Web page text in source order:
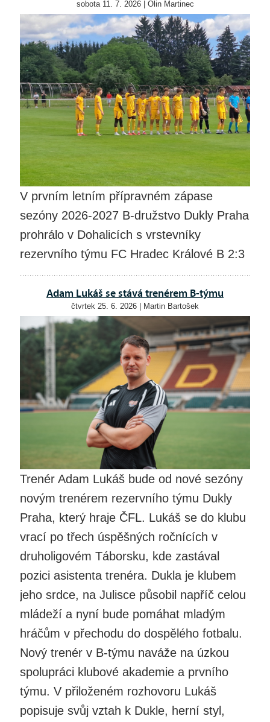
sobota 11. 7. 2026 | Olin Martinec
V prvním letním přípravném zápase
sezóny 2026-2027 B-družstvo Dukly Praha
prohrálo v Dohalicích s vrstevníky
rezervního týmu FC Hradec Králové B 2:3
Adam Lukáš se stává trenérem B-týmu
čtvrtek 25. 6. 2026 | Martin Bartošek
Trenér Adam Lukáš bude od nové sezóny
novým trenérem rezervního týmu Dukly
Praha, který hraje ČFL. Lukáš se do klubu
vrací po třech úspěšných ročnících v
druholigovém Táborsku, kde zastával
pozici asistenta trenéra. Dukla je klubem
jeho srdce, na Julisce působil napříč celou
mládeží a nyní bude pomáhat mladým
hráčům v přechodu do dospělého fotbalu.
Nový trenér v B-týmu naváže na úzkou
spolupráci klubové akademie a prvního
týmu. V přiloženém rozhovoru Lukáš
popisuje svůj vztah k Dukle, herní styl,